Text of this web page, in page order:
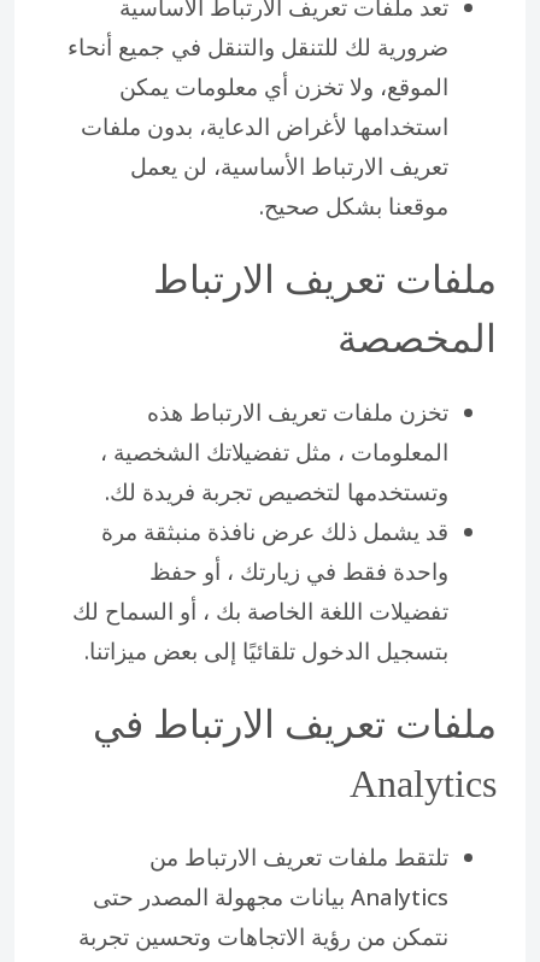
تعد ملفات تعريف الارتباط الأساسية
ضرورية لك للتنقل والتنقل في جميع أنحاء
الموقع، ولا تخزن أي معلومات يمكن
استخدامها لأغراض الدعاية، بدون ملفات
تعريف الارتباط الأساسية، لن يعمل
موقعنا بشكل صحيح.
ملفات تعريف الارتباط
المخصصة
تخزن ملفات تعريف الارتباط هذه
المعلومات ، مثل تفضيلاتك الشخصية ،
وتستخدمها لتخصيص تجربة فريدة لك.
قد يشمل ذلك عرض نافذة منبثقة مرة
واحدة فقط في زيارتك ، أو حفظ
تفضيلات اللغة الخاصة بك ، أو السماح لك
بتسجيل الدخول تلقائيًا إلى بعض ميزاتنا.
ملفات تعريف الارتباط في
Analytics
تلتقط ملفات تعريف الارتباط من
Analytics بيانات مجهولة المصدر حتى
نتمكن من رؤية الاتجاهات وتحسين تجربة